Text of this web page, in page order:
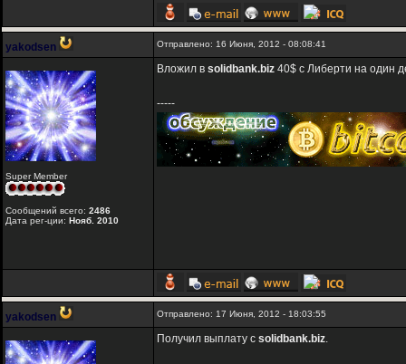
yakodsen Отправлено: 16 Июня, 2012 - 08:08:41
Super Member
Сообщений всего: 2486
Дата рег-ции: Нояб. 2010
Вложил в solidbank.biz 40$ с Либерти на один
-----
yakodsen Отправлено: 17 Июня, 2012 - 18:03:55
Получил выплату с solidbank.biz.